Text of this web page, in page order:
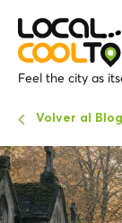
Feel the city as
Volver al Blog